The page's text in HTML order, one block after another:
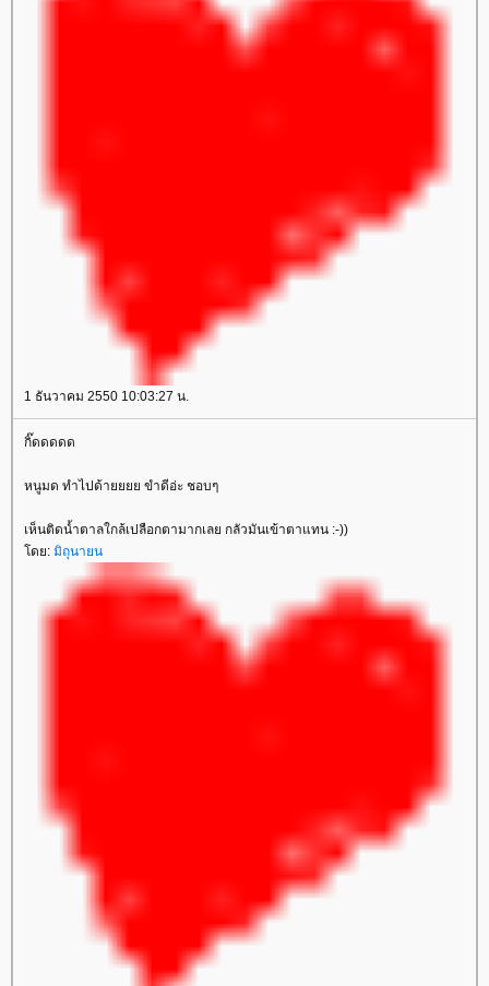
1 ธันวาคม 2550 10:03:27 น.
กิ๊ดดดดด
หนูมด ทำไปด้ายยยย ขำดีอ่ะ ชอบๆ
เห็นติดน้ำตาลใกล้เปลือกตามากเลย กลัวมันเข้าตาแทน :-))
ดย: มิถุนายน